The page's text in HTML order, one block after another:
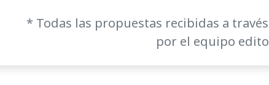
* Todas las propuestas recibidas a
por el equipo